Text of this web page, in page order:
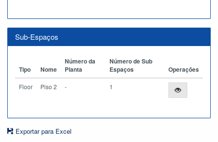
Sub-Espaços
Tipo Nome
Número da
Planta
Número de Sub
Espaços
Operações
Floor Piso 2 - 1
Exportar para Excel